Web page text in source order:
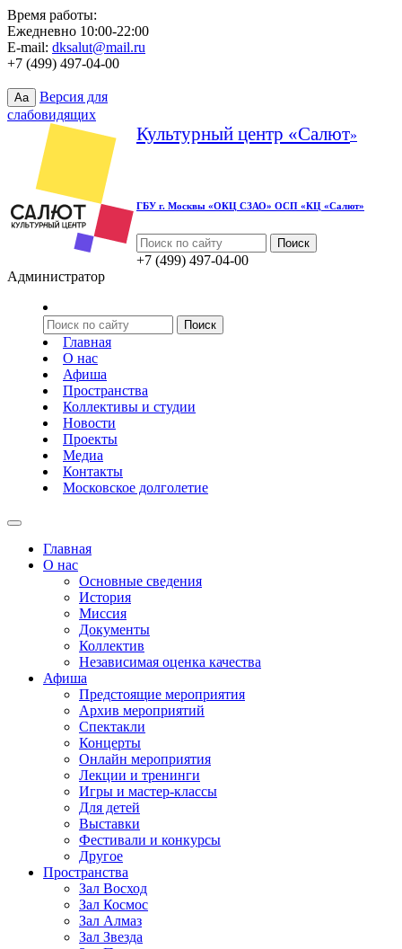
Время работы:
Ежедневно 10:00-22:00
E-mail: dksalut@mail.ru
+7 (499) 497-04-00
Aa
Версия для
слабовидящих
Культурный центр «Салют»
ГБУ г. Москвы «ОКЦ СЗАО» ОСП «КЦ «Салют»
+7 (499) 497-04-00
Администратор
Главная
О нас
Афиша
Пространства
Коллективы и студии
Новости
Проекты
Медиа
Контакты
Московское долголетие
Главная
О нас
Основные сведения
История
Миссия
Документы
Коллектив
Независимая оценка качества
Афиша
Предстоящие мероприятия
Архив мероприятий
Спектакли
Концерты
Онлайн мероприятия
Лекции и тренинги
Игры и мастер-классы
Для детей
Выставки
Фестивали и конкурсы
Другое
Пространства
Зал Восход
Зал Космос
Зал Алмаз
Зал Звезда